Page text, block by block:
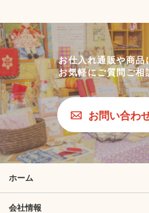
お仕入れ通販や商品
お気軽にご質問ご相
お問い合わ
ホーム
会社情報